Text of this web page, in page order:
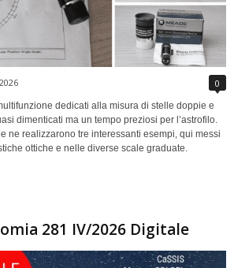
0
dedicati alla misura di stelle doppie e
dimenticati ma un tempo preziosi per l’astrofilo.
ne realizzarono tre interessanti esempi, qui messi
ottiche e nelle diverse scale graduate.
281 IV/2026 Digitale